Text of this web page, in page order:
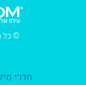
© כל
חדרי